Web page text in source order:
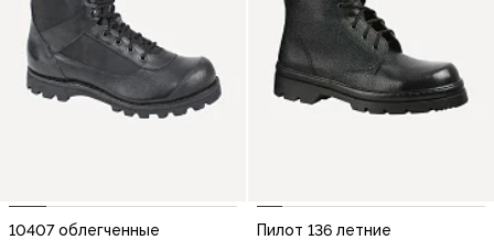
10407 облегченные Пилот 136 летние